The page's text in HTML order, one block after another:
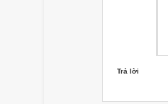
Trả lời